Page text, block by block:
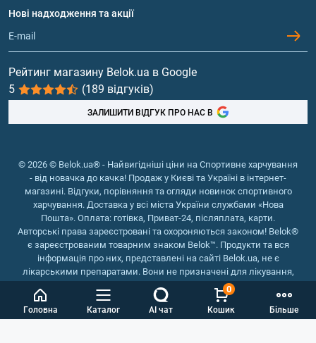
Головна Каталог AI чат Кошик
0
Більше
Обмін та повернення
Протеїн
Гейнери
Вітаміни та мінерали
Риб'ячий жир, жирні кислоти
Нові надходження та акції
Рейтинг магазину Belok.ua в Google
5
(189 відгуків)
ЗАЛИШИТИ ВІДГУК ПРО НАС В
© 2026 © Belok.ua® - Найвигідніші ціни на Спортивне харчування
- від новачка до качка! Продаж у Києві та Україні в інтернет-
магазині. Відгуки, порівняння та огляди новинок спортивного
харчування. Доставка у всі міста України службами «Нова
Пошта». Оплата: готівка, Приват-24, післяплата, карти.
Авторські права зареєстровані та охороняються законом! Belok®
є зареєстрованим товарним знаком Belok™. Продукти та вся
інформація про них, представлені на сайті Belok.ua, не є
лікарськими препаратами. Вони не призначені для лікування,
зняття симптомів та запобігання хворобам.
Інтернет магазин Belok.ua
Інтернет магазин спортивного
харчування